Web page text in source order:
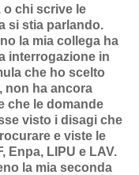
o chi scrive le
si stia parlando.
la mia collega ha
interrogazione in
che ho scelto
non ha ancora
che le domande
visto i disagi che
e viste le
Enpa, LIPU e LAV.
la mia seconda